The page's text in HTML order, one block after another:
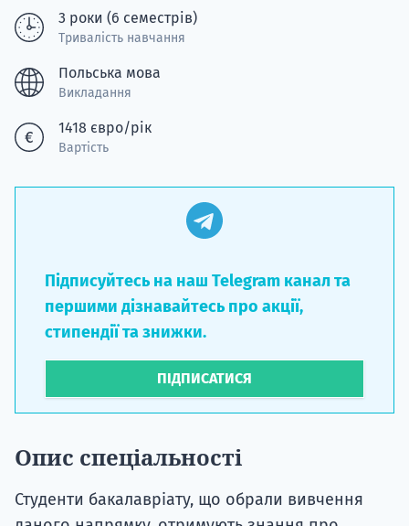
3 роки (6 семестрів)
Тривалість навчання
Польська мова
Викладання
1418 євро/рік
Вартість
Підписуйтесь на наш Telegram канал та
першими дізнавайтесь про акції,
стипендії та знижки.
ПІДПИСАТИСЯ
Опис спеціальності
Студенти бакалавріату, що обрали вивчення